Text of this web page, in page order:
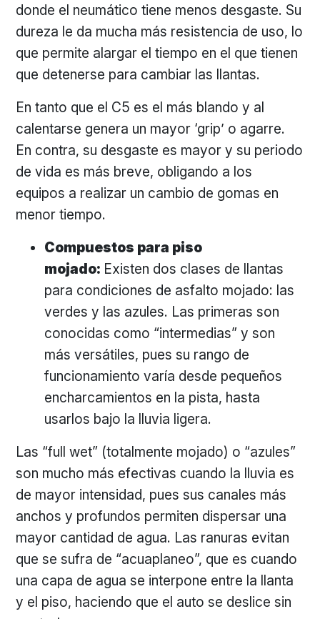
donde el neumático tiene menos desgaste. Su
dureza le da mucha más resistencia de uso, lo
que permite alargar el tiempo en el que tienen
que detenerse para cambiar las llantas.
En tanto que el C5 es el más blando y al
calentarse genera un mayor ‘grip’ o agarre.
En contra, su desgaste es mayor y su periodo
de vida es más breve, obligando a los
equipos a realizar un cambio de gomas en
menor tiempo.
Compuestos para piso
mojado: Existen dos clases de llantas
para condiciones de asfalto mojado: las
verdes y las azules. Las primeras son
conocidas como “intermedias” y son
más versátiles, pues su rango de
funcionamiento varía desde pequeños
encharcamientos en la pista, hasta
usarlos bajo la lluvia ligera.
Las “full wet” (totalmente mojado) o “azules”
son mucho más efectivas cuando la lluvia es
de mayor intensidad, pues sus canales más
anchos y profundos permiten dispersar una
mayor cantidad de agua. Las ranuras evitan
que se sufra de “acuaplaneo”, que es cuando
una capa de agua se interpone entre la llanta
y el piso, haciendo que el auto se deslice sin